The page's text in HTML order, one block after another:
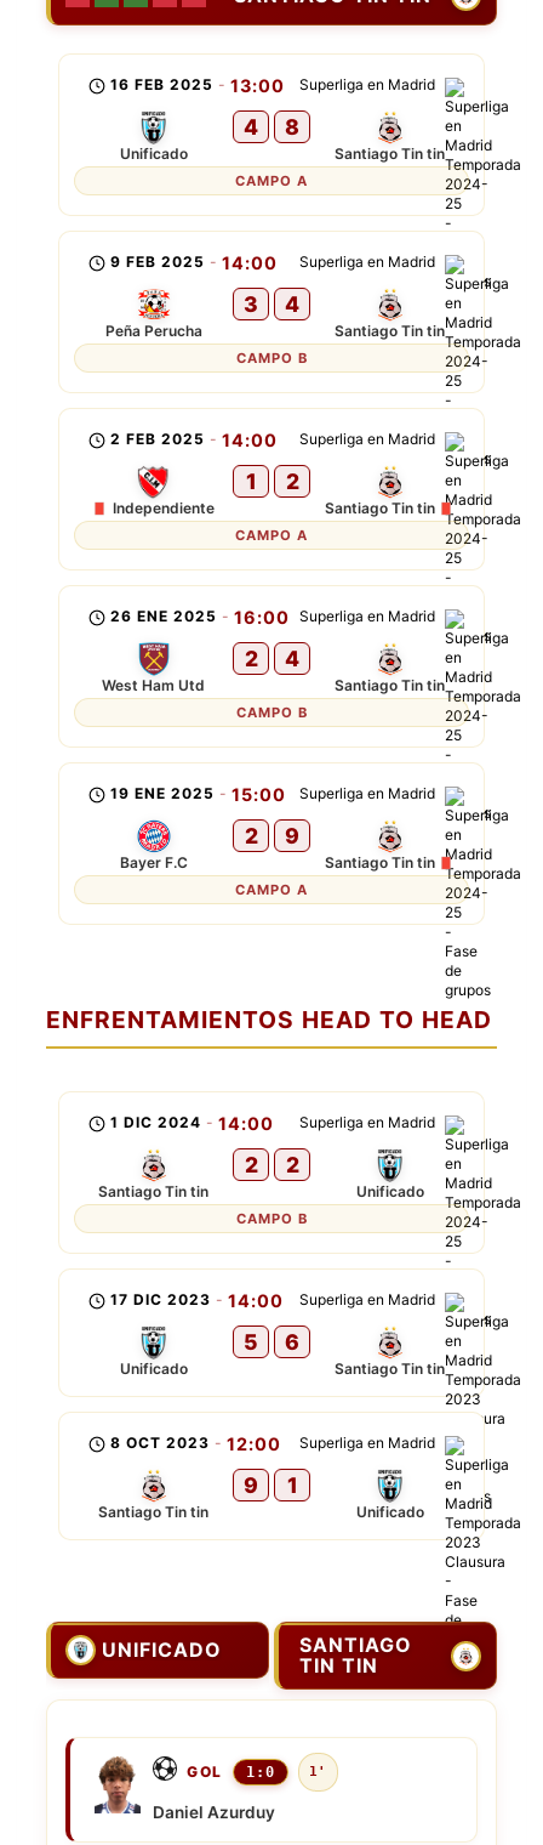
Superliga en Madrid
16 FEB 2025 - 13:00
Unificado
4 8
Santiago Tin tin
CAMPO A
Superliga en Madrid
9 FEB 2025 - 14:00
Peña Perucha
3 4
Santiago Tin tin
CAMPO B
Superliga en Madrid
2 FEB 2025 - 14:00
Independiente
1 2
Santiago Tin tin
CAMPO A
Superliga en Madrid
26 ENE 2025 - 16:00
West Ham Utd
2 4
Santiago Tin tin
CAMPO B
Superliga en Madrid
19 ENE 2025 - 15:00
Bayer F.C
2 9
Santiago Tin tin
CAMPO A
ENFRENTAMIENTOS HEAD TO HEAD
Superliga en Madrid
1 DIC 2024 - 14:00
Santiago Tin tin
2 2
Unificado
CAMPO B
Superliga en Madrid
17 DIC 2023 - 14:00
Unificado
5 6
Santiago Tin tin
Superliga en Madrid
8 OCT 2023 - 12:00
Santiago Tin tin
9 1
Unificado
UNIFICADO
SANTIAGO
TIN TIN
GOL 1:0 1'
Daniel Azurduy